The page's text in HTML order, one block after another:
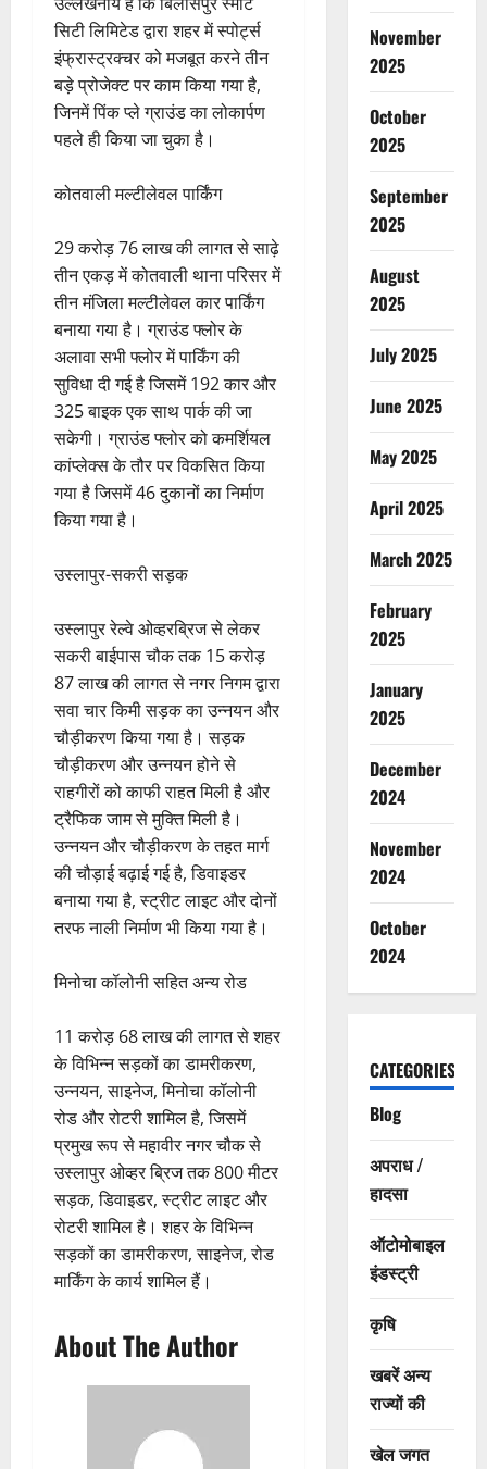
सिटी लिमिटेड द्वारा शहर में स्पोर्ट्स
इंफ्रास्ट्रक्चर को मजबूत करने तीन
बड़े प्रोजेक्ट पर काम किया गया है,
जिनमें पिंक प्ले ग्राउंड का लोकार्पण
पहले ही किया जा चुका है।
कोतवाली मल्टीलेवल पार्किंग
29 करोड़ 76 लाख की लागत से साढ़े
तीन एकड़ में कोतवाली थाना परिसर में
तीन मंजिला मल्टीलेवल कार पार्किंग
बनाया गया है। ग्राउंड फ्लोर के
अलावा सभी फ्लोर में पार्किंग की
सुविधा दी गई है जिसमें 192 कार और
325 बाइक एक साथ पार्क की जा
सकेगी। ग्राउंड फ्लोर को कमर्शियल
कांप्लेक्स के तौर पर विकसित किया
गया है जिसमें 46 दुकानों का निर्माण
किया गया है।
उस्लापुर-सकरी सड़क
उस्लापुर रेल्वे ओव्हरब्रिज से लेकर
सकरी बाईपास चौक तक 15 करोड़
87 लाख की लागत से नगर निगम द्वारा
सवा चार किमी सड़क का उन्नयन और
चौड़ीकरण किया गया है। सड़क
चौड़ीकरण और उन्नयन होने से
राहगीरों को काफी राहत मिली है और
ट्रैफिक जाम से मुक्ति मिली है।
उन्नयन और चौड़ीकरण के तहत मार्ग
की चौड़ाई बढ़ाई गई है, डिवाइडर
बनाया गया है, स्ट्रीट लाइट और दोनों
तरफ नाली निर्माण भी किया गया है।
मिनोचा कॉलोनी सहित अन्य रोड
11 करोड़ 68 लाख की लागत से शहर
के विभिन्न सड़कों का डामरीकरण,
उन्नयन, साइनेज, मिनोचा कॉलोनी
रोड और रोटरी शामिल है, जिसमें
प्रमुख रूप से महावीर नगर चौक से
उस्लापुर ओव्हर ब्रिज तक 800 मीटर
सड़क, डिवाइडर, स्ट्रीट लाइट और
रोटरी शामिल है। शहर के विभिन्न
सड़कों का डामरीकरण, साइनेज, रोड
मार्किंग के कार्य शामिल हैं।
About The Author
November
2025
October
2025
September
2025
August
2025
July 2025
June 2025
May 2025
April 2025
March 2025
February
2025
January
2025
December
2024
November
2024
October
2024
CATEGORIES
Blog
अपराध /
हादसा
ऑटोमोबाइल
इंडस्ट्री
कृषि
खबरें अन्य
राज्यों की
खेल जगत